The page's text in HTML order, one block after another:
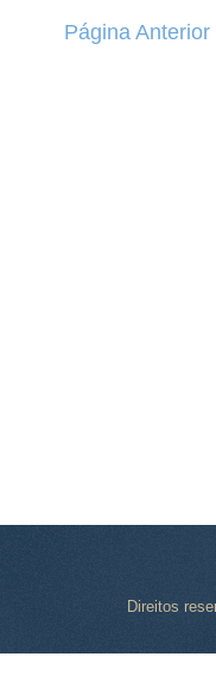
Página Anterior
Direitos